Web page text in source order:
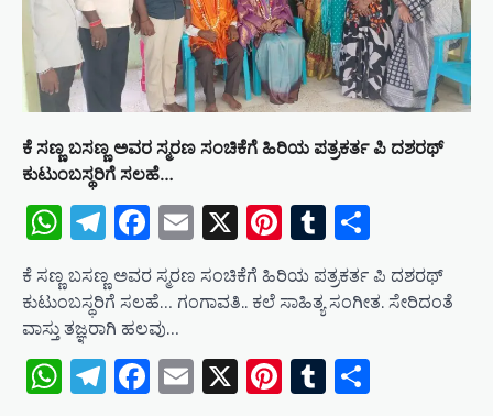
o
n
ಕೆ ಸಣ್ಣ ಬಸಣ್ಣ ಅವರ ಸ್ಮರಣ ಸಂಚಿಕೆಗೆ ಹಿರಿಯ ಪತ್ರಕರ್ತ ಪಿ ದಶರಥ್
ಕುಟುಂಬಸ್ಥರಿಗೆ ಸಲಹೆ…
WhatsApp
Telegram
Facebook
Email
X Pinterest
Tumblr
ಕೆ ಸಣ್ಣ ಬಸಣ್ಣ ಅವರ ಸ್ಮರಣ ಸಂಚಿಕೆಗೆ ಹಿರಿಯ ಪತ್ರಕರ್ತ ಪಿ ದಶರಥ್
ಕುಟುಂಬಸ್ಥರಿಗೆ ಸಲಹೆ… ಗಂಗಾವತಿ.. ಕಲೆ ಸಾಹಿತ್ಯ ಸಂಗೀತ. ಸೇರಿದಂತೆ
ವಾಸ್ತು ತಜ್ಞರಾಗಿ ಹಲವು…
WhatsApp
Telegram
Facebook
Email
X Pinterest
Tumblr